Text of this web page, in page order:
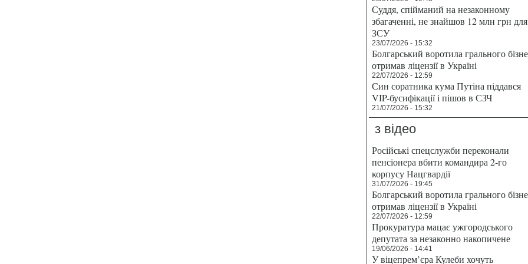
Суддя, спійманий на незаконному
збагаченні, не знайшов 12 млн грн для
ЗСУ
23/07/2026 - 15:32
Болгарський воротила грального
отримав ліцензії в Україні
22/07/2026 - 12:59
Син соратника кума Путіна піддався
VIP-бусифікації і пішов в СЗЧ
21/07/2026 - 15:32
з відео
Російські спецслужби переконали
пенсіонера вбити командира 2-го
корпусу Нацгвардії
31/07/2026 - 19:45
Болгарський воротила грального
отримав ліцензії в Україні
22/07/2026 - 12:59
Прокуратура мацає ужгородського
депутата за незаконно накопичене
19/06/2026 - 14:41
У віцепрем’єра Кулеби хочуть